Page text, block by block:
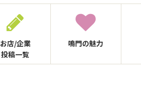
お店/企業
投稿一覧
鳴門の魅力